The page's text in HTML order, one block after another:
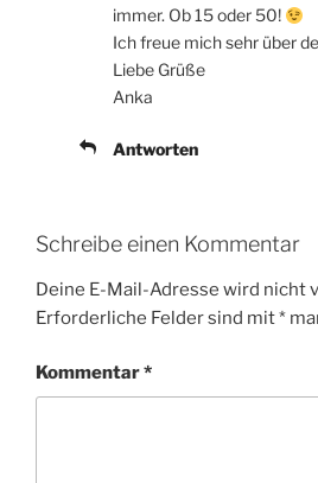
immer. Ob 15 oder 50!
Ich freue mich sehr über
Liebe Grüße
Anka
Antworten
Schreibe einen Kommentar
Deine E-Mail-Adresse wird nicht
Erforderliche Felder sind mit*
Kommentar*